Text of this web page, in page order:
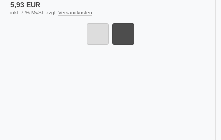
5,93 EUR
inkl. 7 % MwSt. zzgl. Versandkosten